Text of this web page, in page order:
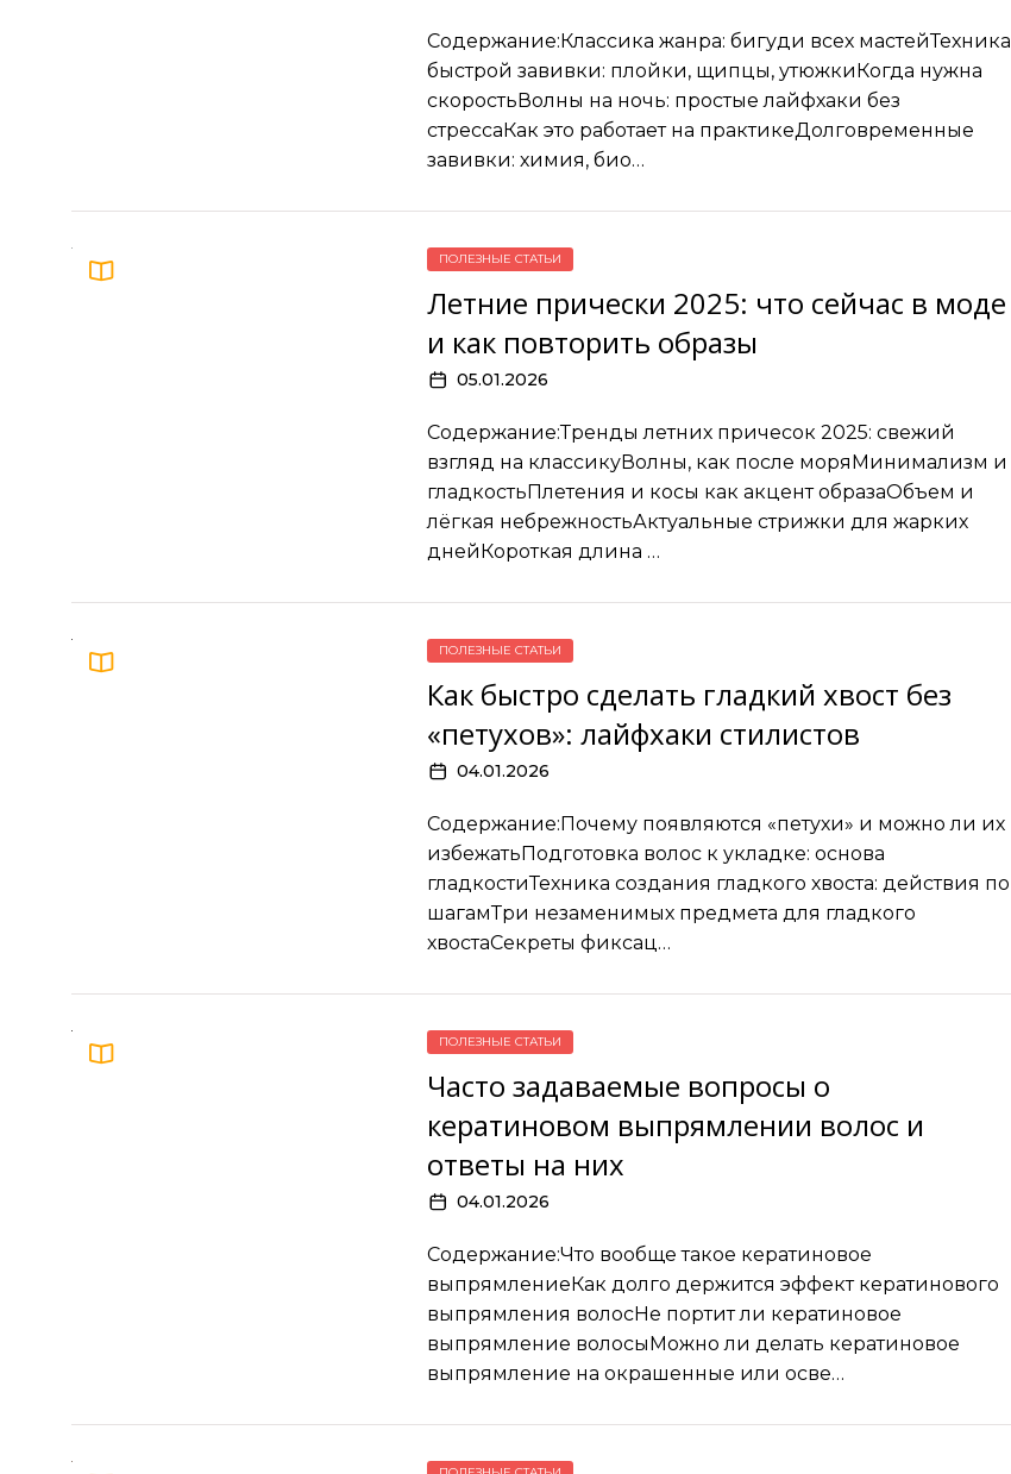
Содержание:Классика жанра: бигуди всех мастейТехника
быстрой завивки: плойки, щипцы, утюжкиКогда нужна
скоростьВолны на ночь: простые лайфхаки без
стрессаКак это работает на практикеДолговременные
завивки: химия, био…
ПОЛЕЗНЫЕ СТАТЬИ
Летние прически 2025: что сейчас в моде
и как повторить образы
05.01.2026
Содержание:Тренды летних причесок 2025: свежий
взгляд на классикуВолны, как после моряМинимализм и
гладкостьПлетения и косы как акцент образаОбъем и
лёгкая небрежностьАктуальные стрижки для жарких
днейКороткая длина …
ПОЛЕЗНЫЕ СТАТЬИ
Как быстро сделать гладкий хвост без
«петухов»: лайфхаки стилистов
04.01.2026
Содержание:Почему появляются «петухи» и можно ли их
избежатьПодготовка волос к укладке: основа
гладкостиТехника создания гладкого хвоста: действия по
шагамТри незаменимых предмета для гладкого
хвостаСекреты фиксац…
ПОЛЕЗНЫЕ СТАТЬИ
Часто задаваемые вопросы о
кератиновом выпрямлении волос и
ответы на них
04.01.2026
Содержание:Что вообще такое кератиновое
выпрямлениеКак долго держится эффект кератинового
выпрямления волосНе портит ли кератиновое
выпрямление волосыМожно ли делать кератиновое
выпрямление на окрашенные или осве…